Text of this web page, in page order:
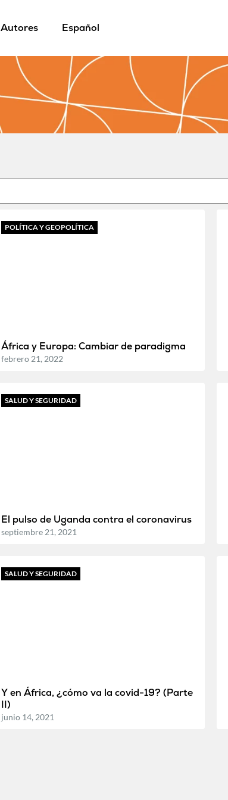
Autores Español
POLÍTICA Y GEOPOLÍTICA
África y Europa: Cambiar de paradigma
febrero 21, 2022
SALUD Y SEGURIDAD
El pulso de Uganda contra el coronavirus
septiembre 21, 2021
SALUD Y SEGURIDAD
Y en África, ¿cómo va la covid-19? (Parte
II)
junio 14, 2021